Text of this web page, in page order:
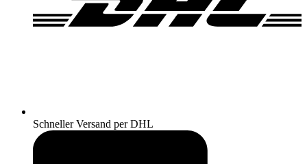
Schneller Versand per DHL